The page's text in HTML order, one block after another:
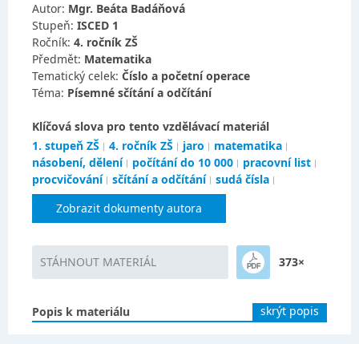
Autor: Mgr. Beáta Badáňová
Stupeň: ISCED 1
Ročník: 4. ročník ZŠ
Předmět: Matematika
Tematický celek: Číslo a početní operace
Téma: Písemné sčítání a odčítání
Klíčová slova pro tento vzdělávací materiál
1. stupeň ZŠ
4. ročník ZŠ jaro
matematika
násobení, dělení
počítání do 10 000
pracovní list
procvičování
sčítání a odčítání
sudá čísla
Zobrazit dokumenty autora
STÁHNOUT MATERIÁL 373×
Popis k materiálu skrýt popis